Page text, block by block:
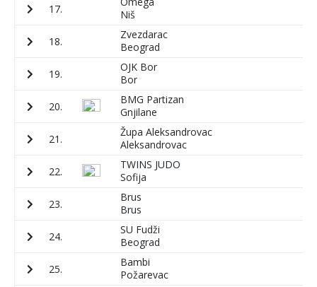
17.
Niš
18.
Zvezdarac
Beograd
19.
OJK Bor
Bor
20.
BMG Partizan
Gnjilane
21.
Župa Aleksandrovac
Aleksandrovac
22.
TWINS JUDO
Sofija
23.
Brus
Brus
24.
SU Fudži
Beograd
25.
Bambi
Požarevac